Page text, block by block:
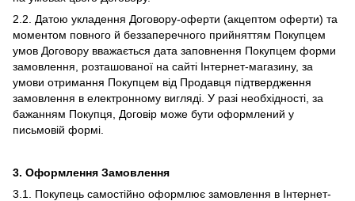
2.2. Датою укладення Договору-оферти (акцептом оферти) та
моментом повного й беззаперечного прийняттям Покупцем
умов Договору вважається дата заповнення Покупцем форми
замовлення, розташованої на сайті Інтернет-магазину, за
умови отримання Покупцем від Продавця підтвердження
замовлення в електронному вигляді. У разі необхідності, за
бажанням Покупця, Договір може бути оформлений у
письмовій формі.
3. Оформлення Замовлення
3.1. Покупець самостійно оформлює замовлення в Інтернет-